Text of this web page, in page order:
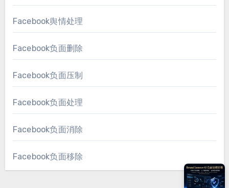
Facebook舆情处理
Facebook负面删除
Facebook负面压制
Facebook负面处理
Facebook负面消除
Facebook负面移除